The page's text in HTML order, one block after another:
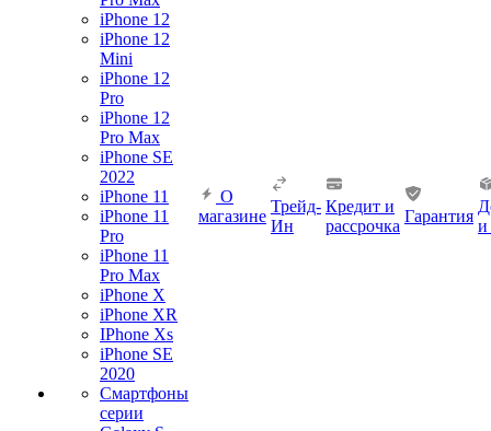
iPhone 12
iPhone 12
Mini
iPhone 12
Pro
iPhone 12
Pro Max
iPhone SE
2022
iPhone 11
iPhone 11
Pro
iPhone 11
Pro Max
iPhone X
iPhone XR
IPhone Xs
iPhone SE
2020
Смартфоны
серии
О
магазине
Трейд-
Ин
Кредит и
рассрочка
Гарантия
и